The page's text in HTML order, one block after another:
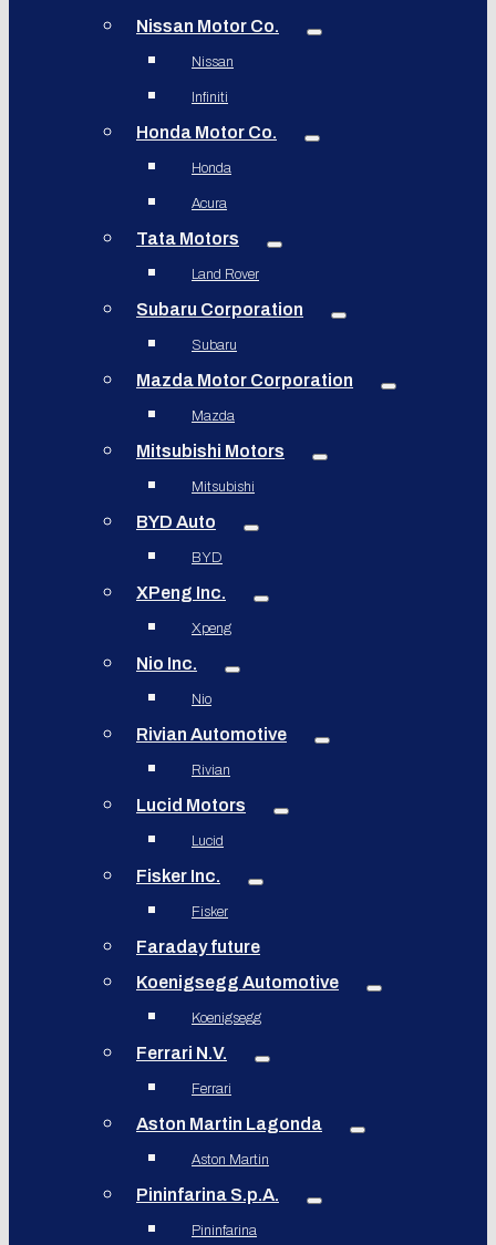
Nissan Motor Co.
Nissan
Infiniti
Honda Motor Co.
Honda
Acura
Tata Motors
Land Rover
Subaru Corporation
Subaru
Mazda Motor Corporation
Mazda
Mitsubishi Motors
Mitsubishi
BYD Auto
BYD
XPeng Inc.
Xpeng
Nio Inc.
Nio
Rivian Automotive
Rivian
Lucid Motors
Lucid
Fisker Inc.
Fisker
Faraday future
Koenigsegg Automotive
Koenigsegg
Ferrari N.V.
Ferrari
Aston Martin Lagonda
Aston Martin
Pininfarina S.p.A.
Pininfarina